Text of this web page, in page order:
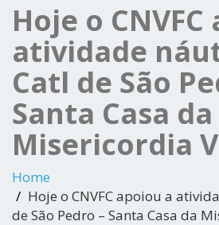
Hoje o
atividade
Catl de São
Santa Casa da
Misericordia
Home
Hoje o CNVFC apoiou a
de São Pedro – Santa Casa da